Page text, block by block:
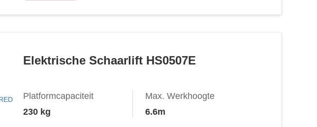
Elektrische Schaarlift HS0507E
Platformcapaciteit
230 kg
Max. Werkhoogte
6.6m